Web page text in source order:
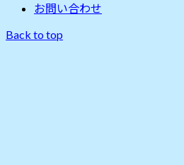
お問い合わせ
Back to top